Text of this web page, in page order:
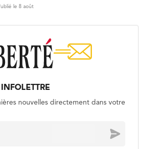
le 8 août
nouvelles directement dans votre
Envoyer